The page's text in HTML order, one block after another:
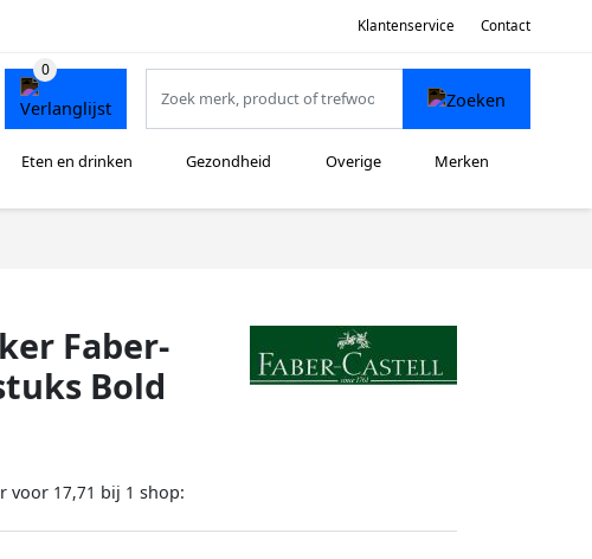
Klantenservice Contact
Eten en drinken Gezondheid Overige Merken
Faber-
Bold
voor 17,71 bij 1 shop: